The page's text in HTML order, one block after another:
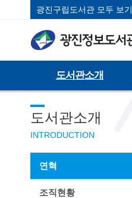
광진구립도서관 모두 보기
도서관소개
도서관소개
INTRODUCTION
연혁
조직현황